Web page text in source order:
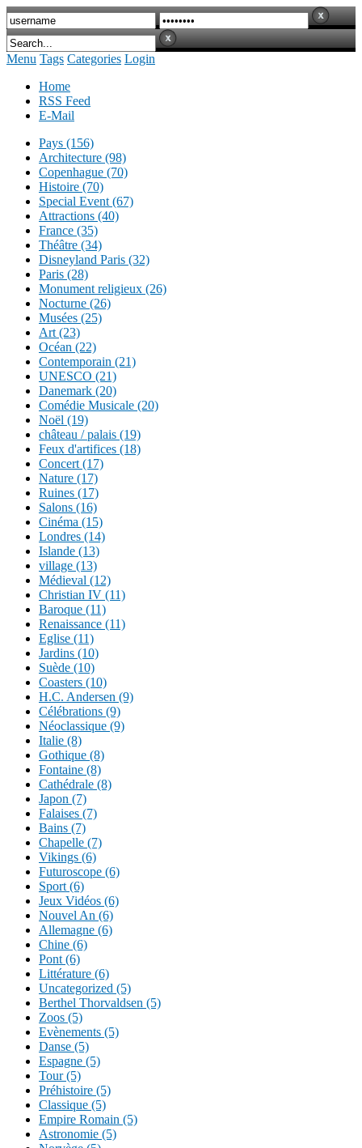
Menu Tags Categories Login
Home
RSS Feed
E-Mail
Pays (156)
Architecture (98)
Copenhague (70)
Histoire (70)
Special Event (67)
Attractions (40)
France (35)
Théâtre (34)
Disneyland Paris (32)
Paris (28)
Monument religieux (26)
Nocturne (26)
Musées (25)
Art (23)
Océan (22)
Contemporain (21)
UNESCO (21)
Danemark (20)
Comédie Musicale (20)
Noël (19)
château / palais (19)
Feux d'artifices (18)
Concert (17)
Nature (17)
Ruines (17)
Salons (16)
Cinéma (15)
Londres (14)
Islande (13)
village (13)
Médieval (12)
Christian IV (11)
Baroque (11)
Renaissance (11)
Eglise (11)
Jardins (10)
Suède (10)
Coasters (10)
H.C. Andersen (9)
Célébrations (9)
Néoclassique (9)
Italie (8)
Gothique (8)
Fontaine (8)
Cathédrale (8)
Japon (7)
Falaises (7)
Bains (7)
Chapelle (7)
Vikings (6)
Futuroscope (6)
Sport (6)
Jeux Vidéos (6)
Nouvel An (6)
Allemagne (6)
Chine (6)
Pont (6)
Littérature (6)
Uncategorized (5)
Berthel Thorvaldsen (5)
Zoos (5)
Evènements (5)
Danse (5)
Espagne (5)
Tour (5)
Préhistoire (5)
Classique (5)
Empire Romain (5)
Astronomie (5)